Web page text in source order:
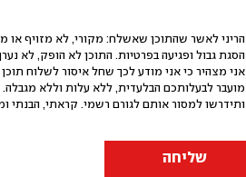
הריני לאשר שהתוכן שאשלח: מקורי, לא מזויף או
אני מצהיר כי אני מודע לכך שחל איסור לשלוח
מועבר לבעלותכם הבלעדית, ללא עלות וללא
ותידרשו למסור אותם לגורם רשמי. קראתי, הבנתי
שליחה